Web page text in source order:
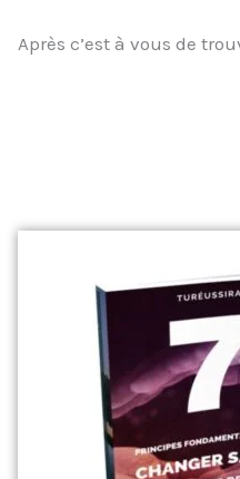
Après c’est à vous de